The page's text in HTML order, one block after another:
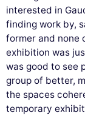
interested in
finding work by,
former and none
exhibition was
was good to see
group of better,
the spaces
temporary